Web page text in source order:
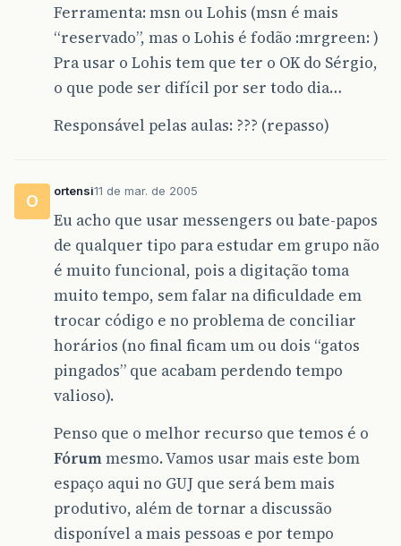
Ferramenta: msn ou Lohis (msn é mais
“reservado”, mas o Lohis é fodão :mrgreen: )
Pra usar o Lohis tem que ter o OK do Sérgio,
o que pode ser difícil por ser todo dia…
Responsável pelas aulas: ??? (repasso)
O
ortensi11 de mar. de 2005
Eu acho que usar messengers ou bate-papos
de qualquer tipo para estudar em grupo não
é muito funcional, pois a digitação toma
muito tempo, sem falar na dificuldade em
trocar código e no problema de conciliar
horários (no final ficam um ou dois “gatos
pingados” que acabam perdendo tempo
valioso).
Penso que o melhor recurso que temos é o
Fórummesmo. Vamos usar mais este bom
espaço aqui no GUJ que será bem mais
produtivo, além de tornar a discussão
disponível a mais pessoas e por tempo